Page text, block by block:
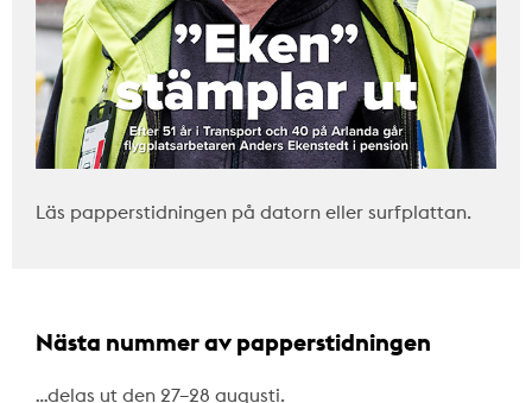
Läs papperstidningen på datorn eller surfplattan.
Nästa nummer av papperstidningen
…delas ut den 27–28 augusti.